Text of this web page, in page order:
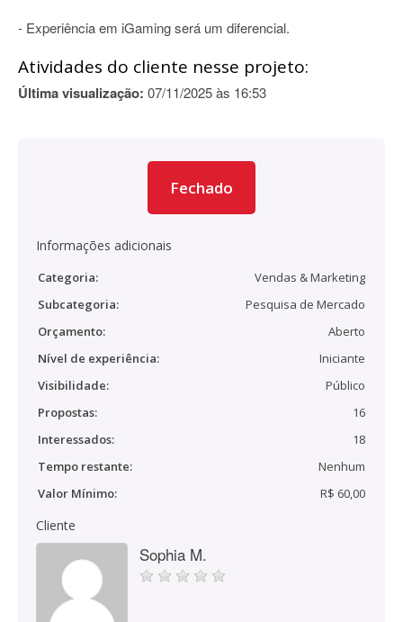
- Experiência em iGaming será um diferencial.
Atividades do cliente nesse projeto:
Última visualização: 07/11/2025 às 16:53
Fechado
Informações adicionais
Categoria:
Vendas & Marketing
Subcategoria:
Pesquisa de Mercado
Orçamento:
Aberto
Nível de experiência:
Iniciante
Visibilidade:
Público
Propostas:
16
Interessados:
18
Tempo restante:
Nenhum
Valor Mínimo:
R$ 60,00
Cliente
Sophia M.